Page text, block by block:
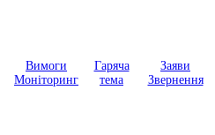
Вимоги
Моніторинг
Гаряча
тема
Заяви
Звернення